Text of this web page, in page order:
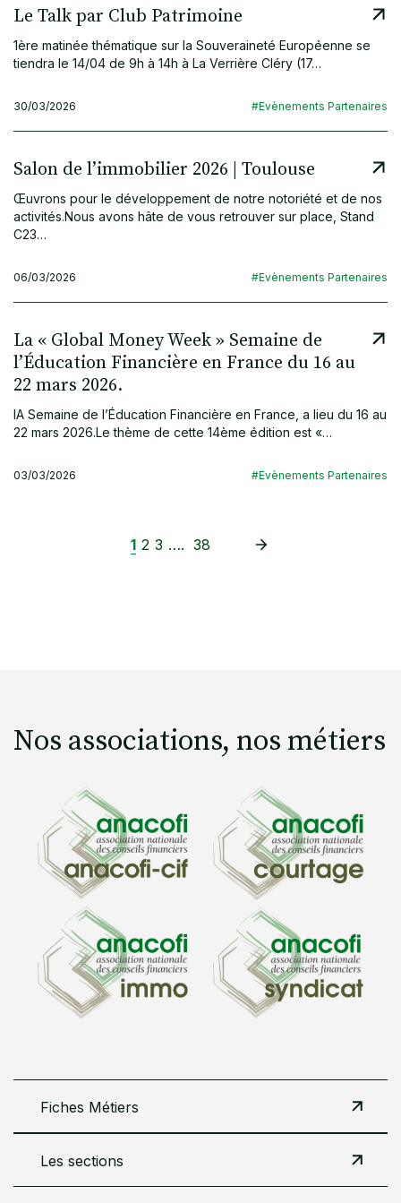
Le Talk par Club Patrimoine
1ère matinée thématique sur la Souveraineté Européenne se
tiendra le 14/04 de 9h à 14h à La Verrière Cléry (17…
30/03/2026 #Evènements Partenaires
Salon de l’immobilier 2026 | Toulouse
Œuvrons pour le développement de notre notoriété et de nos
activités.Nous avons hâte de vous retrouver sur place, Stand
C23…
06/03/2026 #Evènements Partenaires
La « Global Money Week » Semaine de
l’Éducation Financière en France du 16 au
22 mars 2026.
lA Semaine de l’Éducation Financière en France, a lieu du 16 au
22 mars 2026.Le thème de cette 14ème édition est «…
03/03/2026 #Evènements Partenaires
1 2 3 …. 38
Nos associations, nos métiers
Fiches Métiers
Les sections